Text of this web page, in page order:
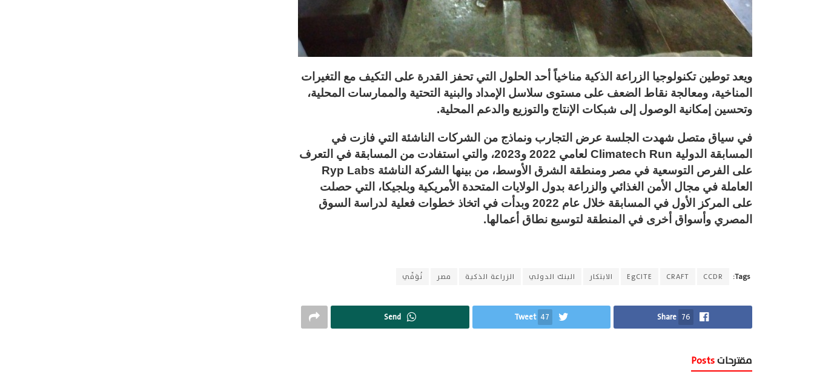
ويعد توطين تكنولوجيا الزراعة الذكية مناخياً أحد الحلول التي تحفز القدرة على التكيف مع التغيرات
المناخية، ومعالجة نقاط الضعف على مستوى سلاسل الإمداد والبنية التحتية والممارسات المحلية،
وتحسين إمكانية الوصول إلى شبكات الإنتاج والتوزيع والدعم المحلية.
في سياق متصل شهدت الجلسة عرض التجارب ونماذج من الشركات الناشئة التي فازت في
المسابقة الدولية Climatech Run لعامي 2022 و2023، والتي استفادت من المسابقة في التعرف
على الفرص التوسعية في مصر ومنطقة الشرق الأوسط، من بينها الشركة الناشئة Ryp Labs
العاملة في مجال الأمن الغذائي والزراعة بدول الولايات المتحدة الأمريكية وبلجيكا، التي حصلت
على المركز الأول في المسابقة خلال عام 2022 وبدأت في اتخاذ خطوات فعلية لدراسة السوق
المصري وأسواق أخرى في المنطقة لتوسيع نطاق أعمالها.
Tags:
CCDR
CRAFT
EgCITE الابتكار البنك الدولي الزراعة الذكية مصر نُوَفِّي
Share 76
Tweet 47
Send
مقترحات